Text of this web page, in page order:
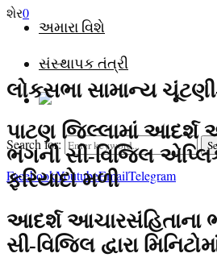
અમારા વિશે
સંસ્થાપક તંત્રી
Search for:
FacebookYoutubeEmailTelegram
શેર0
લોકસભા સામાન્ય
પાટણ જિલ્લામાં આદર્શ
ભંગની સી-વિજિલ
ફરિયાદો મળી
આદર્શ આચારસંહિતાના
સી-વિજિલ દ્વારા